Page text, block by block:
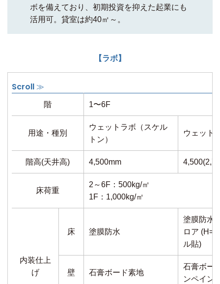
ボを備えており、初期投資を抑えた起業にも
活用可。貸室は約40㎡～。
【ラボ】
階 1〜6F
用途・種別
ウェットラボ（スケル
トン）
ウェット
階高(天井高) 4,500mm
床荷重
2～6F：500kg/㎡
1F：1,000kg/㎡
内装仕上
げ
床 塗膜防水
塗膜防水
ロア
ル貼)
壁 石膏ボード素地
石膏ボー
ンペイン